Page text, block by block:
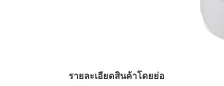
รายละเอียดสินค้าโดยย่อ